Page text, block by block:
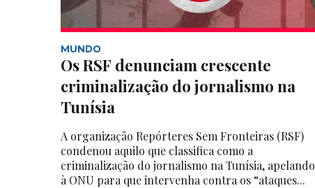
MUNDO
Os RSF denunciam crescente
criminalização do jornalismo na
Tunísia
A organização Repórteres Sem Fronteiras (RSF)
condenou aquilo que classifica como a
criminalização do jornalismo na Tunísia, apelando
à ONU para que intervenha contra os “ataques...